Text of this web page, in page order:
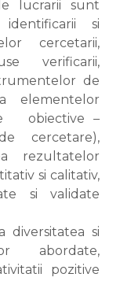
lucrarii sunt
si
cercetarii,
verificarii,
de
elementelor
obiective –
cercetare),
rezultatelor
si calitativ,
si validate
diversitatea si
abordate,
pozitive